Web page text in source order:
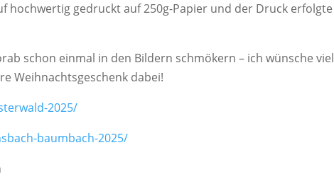
hochwertig gedruckt auf 250g-Papier und der Druck erfolgte
schon einmal in den Bildern schmökern – ich wünsche viel
Weihnachtsgeschenk dabei!
2025/
baumbach-2025/